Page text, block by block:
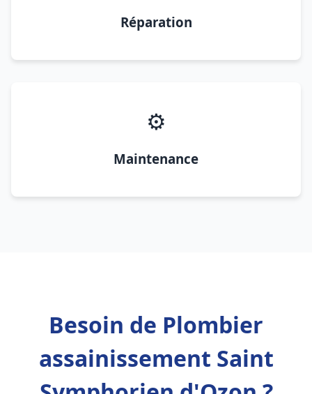
Réparation
⚙️
Maintenance
Besoin de Plombier
assainissement Saint